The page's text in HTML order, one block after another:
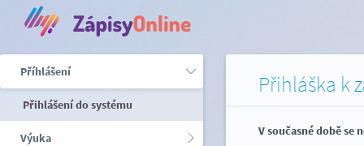
Příhlášení
Přihlášení do systému
Výuka
Přihláška k
V současné době se